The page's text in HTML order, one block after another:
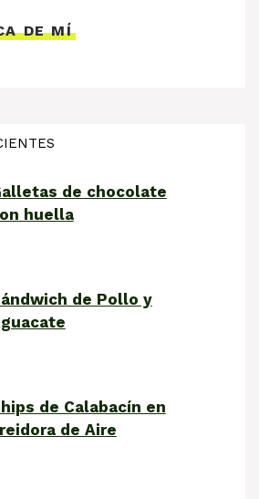
DE MÍ
de chocolate
huella
de Pollo y
de Calabacín en
de Aire